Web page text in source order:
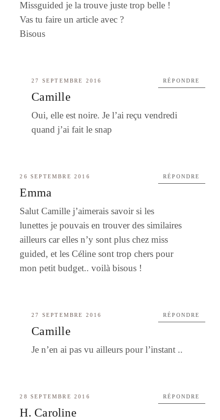
Missguided je la trouve juste trop belle !
Vas tu faire un article avec ?
Bisous
27 SEPTEMBRE 2016
Camille
Oui, elle est noire. Je l’ai reçu vendredi
quand j’ai fait le snap
RÉPONDRE
26 SEPTEMBRE 2016
Emma
Salut Camille j’aimerais savoir si les
lunettes je pouvais en trouver des similaires
ailleurs car elles n’y sont plus chez miss
guided, et les Céline sont trop chers pour
mon petit budget.. voilà bisous !
RÉPONDRE
27 SEPTEMBRE 2016
Camille
Je n’en ai pas vu ailleurs pour l’instant ..
RÉPONDRE
28 SEPTEMBRE 2016
H. Caroline
RÉPONDRE